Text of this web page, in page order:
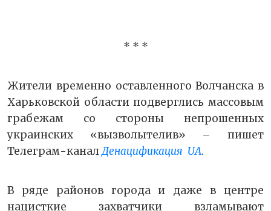
* * *
Жители временно оставленного Волчанска в
Харьковской области подверглись массовым
грабежам со стороны непрошенных
украинских «вызволытелив» – пишет
Телеграм-каналДенацификация UA.
В ряде районов города и даже в центре
нацисткие захватчики взламывают